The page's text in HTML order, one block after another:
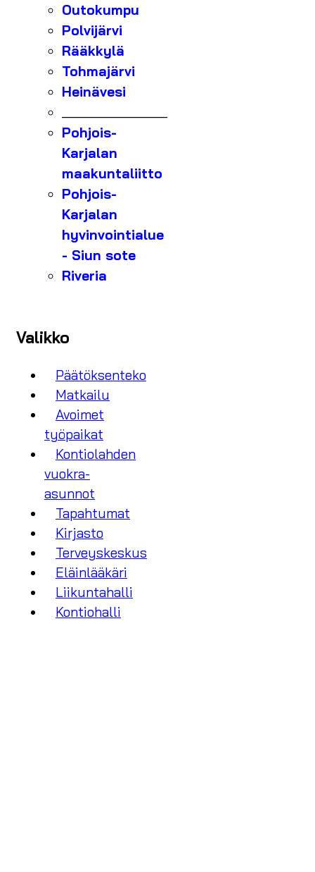
Outokumpu
Polvijärvi
Rääkkylä
Tohmajärvi
Heinävesi
Pohjois-
Karjalan
maakuntaliitto
Pohjois-
Karjalan
hyvinvointialue
- Siun sote
Riveria
Valikko
Päätöksenteko
Matkailu
Avoimet
työpaikat
Kontiolahden
vuokra-
asunnot
Tapahtumat
Kirjasto
Terveyskeskus
Eläinlääkäri
Liikuntahalli
Kontiohalli